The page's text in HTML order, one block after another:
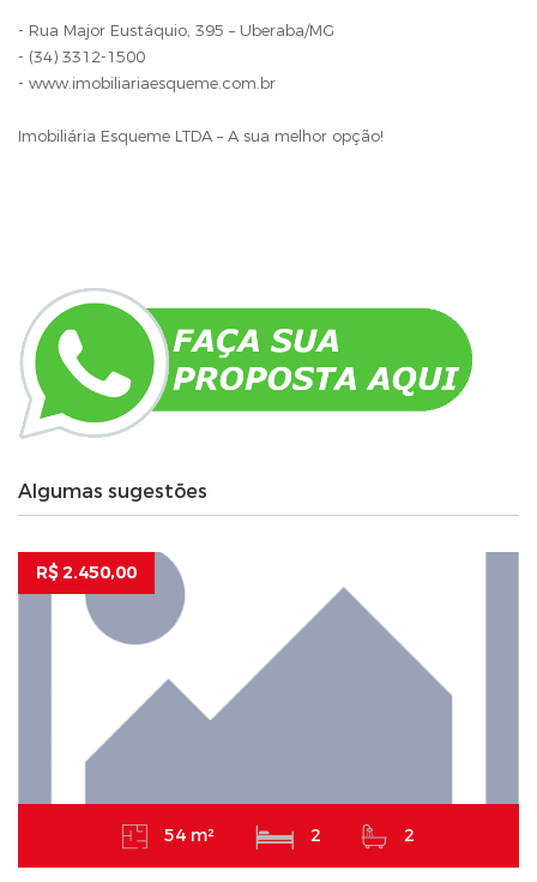
- Rua Major Eustáquio, 395 – Uberaba/MG
- (34) 3312-1500
- www.imobiliariaesqueme.com.br
Imobiliária Esqueme LTDA – A sua melhor opção!
Algumas sugestões
R$ 2.450,00
54 m² 2 2